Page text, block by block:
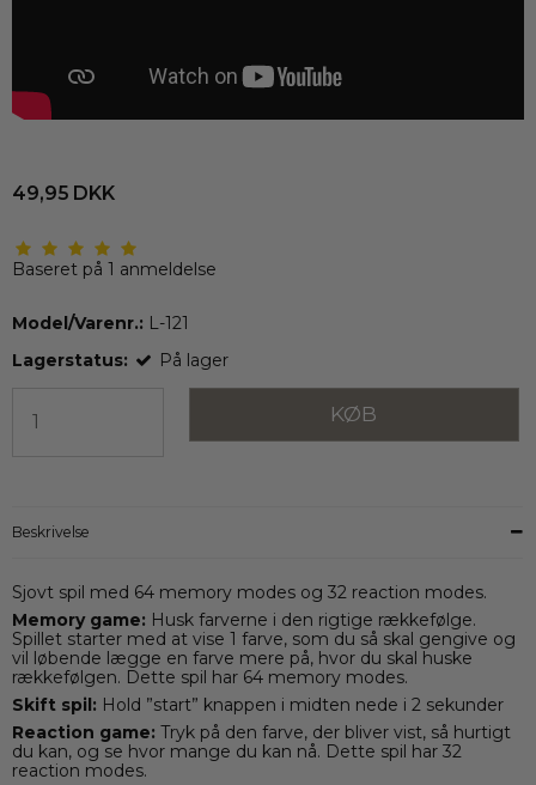
49,95 DKK
Baseret på 1 anmeldelse
Model/Varenr.: L-121
Lagerstatus:
På lager
KØB
Beskrivelse
Sjovt spil med 64 memory modes og 32 reaction modes.
Memory game: Husk farverne i den rigtige rækkefølge.
Spillet starter med at vise 1 farve, som du så skal gengive og
vil løbende lægge en farve mere på, hvor du skal huske
rækkefølgen. Dette spil har 64 memory modes.
Skift spil: Hold ”start” knappen i midten nede i 2 sekunder
Reaction game: Tryk på den farve, der bliver vist, så hurtigt
du kan, og se hvor mange du kan nå. Dette spil har 32
reaction modes.